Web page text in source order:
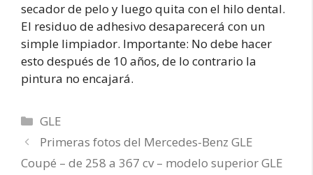
secador de pelo y luego quita con el hilo dental.
El residuo de adhesivo desaparecerá con un
simple limpiador. Importante: No debe hacer
esto después de 10 años, de lo contrario la
pintura no encajará.
Categorías
GLE
Primeras fotos del Mercedes-Benz GLE
Coupé – de 258 a 367 cv – modelo superior GLE